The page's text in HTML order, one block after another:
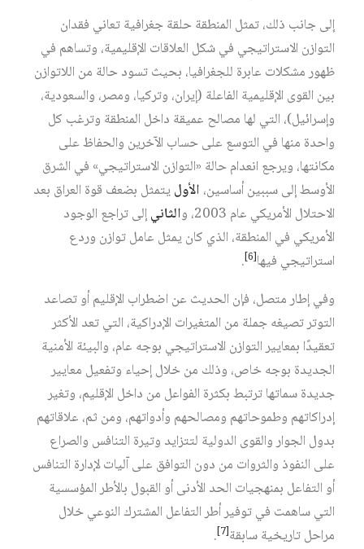
إلى جانب ذلك، تمثل المنطقة حلقة جغرافية تعاني فقدان
التوازن الاستراتيجي في شكل العلاقات الإقليمية، وتساهم في
ظهور مشكلات عابرة للجغرافيا، بحيث تسود حالة من اللاتوازن
بين القوى الإقليمية الفاعلة (إيران، وتركيا، ومصر، والسعودية،
وإسرائيل)، التي لها مصالح عميقة داخل المنطقة وترغب كل
واحدة منها في التوسع على حساب الآخرين والحفاظ على
مكانتها، ويرجع انعدام حالة «التوازن الاستراتيجي» في الشرق
الأوسط إلى سببين أساسين، الأوليتمثل بضعف قوة العراق بعد
الاحتلال الأمريكي عام 2003، و
الثانيإلى تراجع الوجود
الأمريكي في المنطقة، الذي كان يمثل عامل توازن وردع
استراتيجي فيها[6]
.
وفي إطار متصل، فإن الحديث عن اضطراب الإقليم أو تصاعد
التوتر تصيغه جملة من المتغيرات الإدراكية، التي تعد الأكثر
تعقيدًا بمعايير التوازن الاستراتيجي بوجه عام، والبيئة الأمنية
الجديدة بوجه خاص، وذلك من خلال إحياء وتفعيل معايير
جديدة سماتها ترتبط بكثرة الفواعل من داخل الإقليم، وتغير
إدراكاتهم وطموحاتهم ومصالحهم وأدواتهم، ومن ثم، علاقاتهم
بدول الجوار والقوى الدولية لتتزايد وتيرة التنافس والصراع
على النفوذ والثروات من دون التوافق على آليات لإدارة التنافس
أو التفاعل بمنهجيات الحد الأدنى أو القبول بالأطر المؤسسية
التي ساهمت في توفير أطر التفاعل المشترك النوعي خلال
مراحل تاريخية سابقة[7]
.